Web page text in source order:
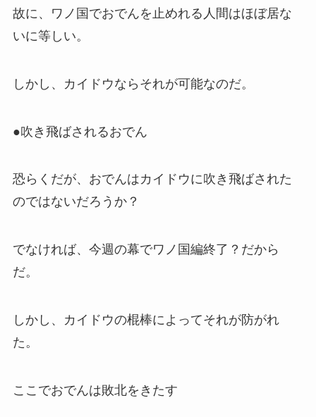
故に、ワノ国でおでんを止めれる人間はほぼ居な
いに等しい。
しかし、カイドウならそれが可能なのだ。
●吹き飛ばされるおでん
恐らくだが、おでんはカイドウに吹き飛ばされた
のではないだろうか？
でなければ、今週の幕でワノ国編終了？だから
だ。
しかし、カイドウの棍棒によってそれが防がれ
た。
ここでおでんは敗北をきたす